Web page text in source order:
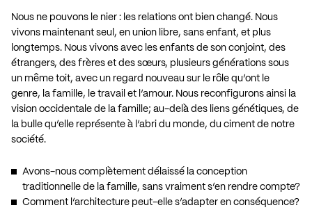
Nous ne pouvons le nier : les relations ont bien changé. Nous
vivons maintenant seul, en union libre, sans enfant, et plus
longtemps. Nous vivons avec les enfants de son conjoint, des
étrangers, des frères et des sœurs, plusieurs générations sous
un même toit, avec un regard nouveau sur le rôle qu’ont le
genre, la famille, le travail et l’amour. Nous reconfigurons ainsi la
vision occidentale de la famille; au-delà des liens génétiques, de
la bulle qu’elle représente à l’abri du monde, du ciment de notre
société.
Avons-nous complètement délaissé la conception
traditionnelle de la famille, sans vraiment s’en rendre compte?
Comment l’architecture peut-elle s’adapter en conséquence?